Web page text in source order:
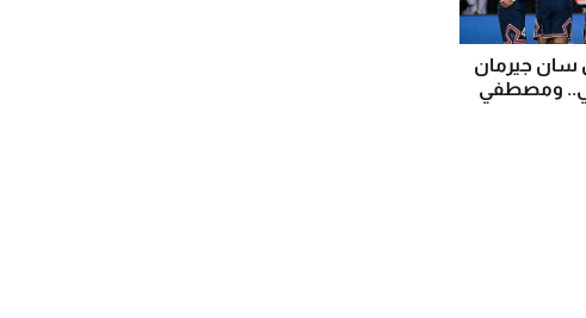
سان جيرمان
ومصطفي